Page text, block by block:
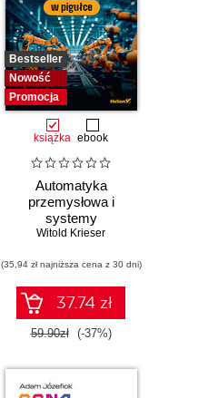
Bestseller
Nowość
Promocja
książka ebook
Automatyka
przemysłowa i
systemy
sterowania w
Witold Krieser
(35,94 zł najniższa cena z 30 dni)
37.74 zł
59.90zł (-37%)